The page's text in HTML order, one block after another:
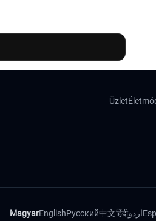
Üzlet
MagyarEnglishРусский中文हिंदीاردو